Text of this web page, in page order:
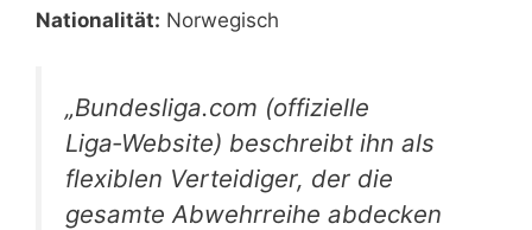
Nationalität: Norwegisch
„Bundesliga.com (offizielle
Liga‑Website) beschreibt ihn als
flexiblen Verteidiger, der die
gesamte Abwehrreihe abdecken